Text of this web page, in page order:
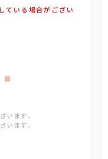
ている場合がござい
います。
います。